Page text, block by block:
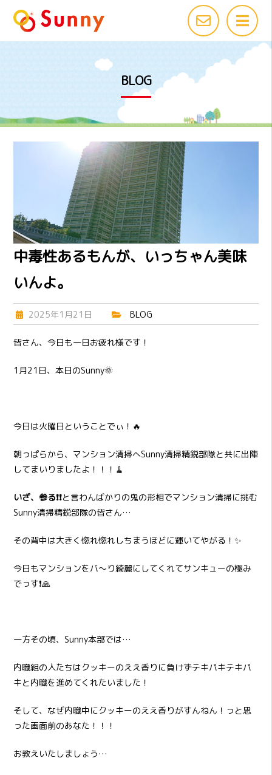
BLOG
中毒性あるもんが、いっちゃん美味
いんよ。
2025年1月21日 BLOG
皆さん、今日も一日お疲れ様です！
1月21日、本日のSunny🌞
今日は火曜日ということでぃ！🔥
朝っぱらから、マンション清掃へSunny清掃精鋭部隊と共に出陣
してまいりましたよ！！！🧹
いざ、参る❗❗と言わんばかりの鬼の形相でマンション清掃に挑む
Sunny清掃精鋭部隊の皆さん…
その背中は大きく惚れ惚れしちまうほどに輝いてやがる！✨
今日もマンションをバ～り綺麗にしてくれてサンキューの極み
でっす❗🙏
一方その頃、Sunny本部では…
内職組の人たちはクッキーのええ香りに負けずテキパキテキパ
キと内職を進めてくれたいました！
そして、なぜ内職中にクッキーのええ香りがすんねん！っと思
った画面前のあなた！！！
お教えいたしましょう…